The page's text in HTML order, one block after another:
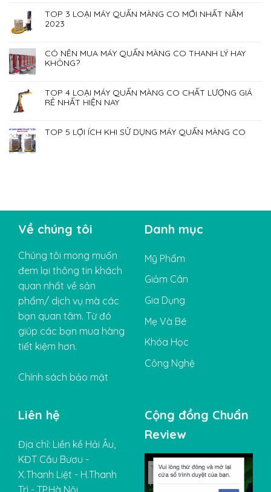
TOP 3 LOẠI MÁY QUẤN MÀNG CO MỚI NHẤT NĂM
2023
CÓ NÊN MUA MÁY QUẤN MÀNG CO THANH LÝ HAY
KHÔNG?
TOP 4 LOẠI MÁY QUẤN MÀNG CO CHẤT LƯỢNG GIÁ
RẺ NHẤT HIỆN NAY
TOP 5 LỢI ÍCH KHI SỬ DỤNG MÁY QUẤN MÀNG CO
Về chúng tôi
Chúng tôi mong muốn
đem lại thông tin khách
quan nhất về sản
phẩm/ dịch vụ mà các
bạn quan tâm. Từ đó
giúp các bạn mua hàng
tiết kiệm hơn.
Chính sách bảo mật
Danh mục
Mỹ Phẩm
Giảm Cân
Gia Dụng
Mẹ Và Bé
Khóa Học
Công Nghệ
Liên hệ
Địa chỉ: Liền kề Hải Âu,
KĐT Cầu Bươu -
X.Thanh Liệt - H.Thanh
Cộng đồng Chuẩn
Review